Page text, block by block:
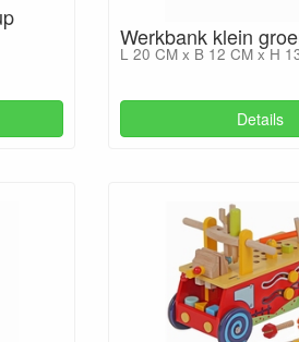
Werkbank klein
L 20 CM x B 12 CM x H
Details